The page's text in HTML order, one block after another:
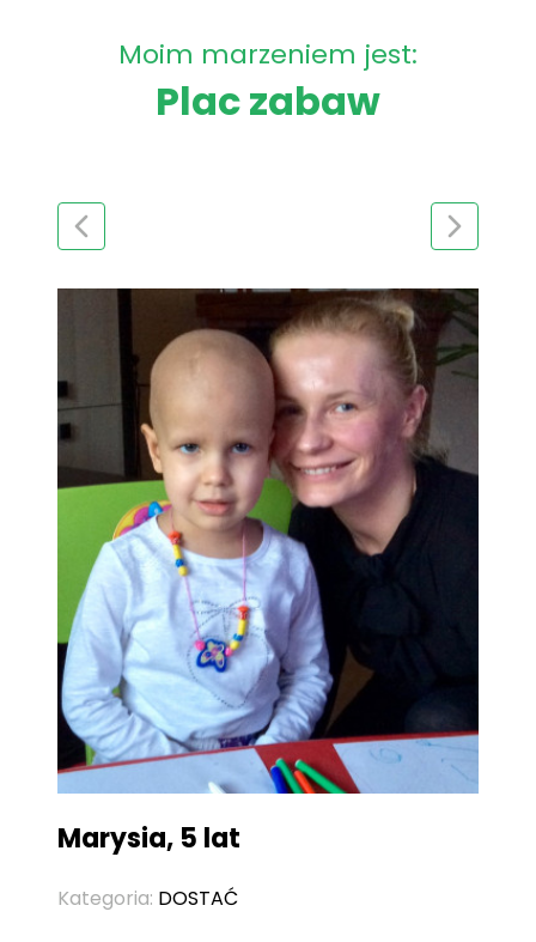
Moim marzeniem jest:
Plac zabaw
Marysia, 5 lat
Kategoria: DOSTAĆ